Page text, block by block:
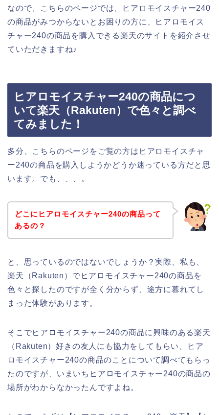
なので、こちらのページでは、ヒアロモイスチャー240
の商品がみつからないとお困りの方に、ヒアロモイス
チャー240の商品を購入できる楽天のサイトを紹介させ
ていただきますね♪
ヒアロモイスチャー240の商品につ
いて楽天（Rakuten）で色々と調べ
てみました！
多分、こちらのページをご覧の方はヒアロモイスチャ
ー240の商品を購入しようかどうか迷っている方だと思
います。でも、、、。
どこにヒアロモイスチャー240の商品って
あるの？
と、思っているのではないでしょうか？実際、私も、
楽天（Rakuten）でヒアロモイスチャー240の商品を
色々と探したのですが全く分からず、途方に暮れてし
まった体験があります。
そこでヒアロモイスチャー240の商品に興味のある楽天
（Rakuten）好きの友人にも協力をしてもらい、ヒア
ロモイスチャー240の商品のことについて調べてもらっ
たのですが、いまいちヒアロモイスチャー240の商品の
場所がわからなかったんですよね。